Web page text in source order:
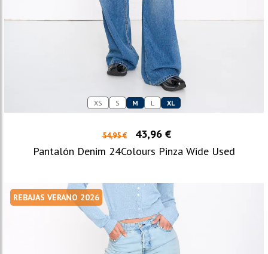
XS S M L XL
54,95 €
43,96 €
Pantalón Denim 24Colours Pinza Wide Used
REBAJAS VERANO 2026